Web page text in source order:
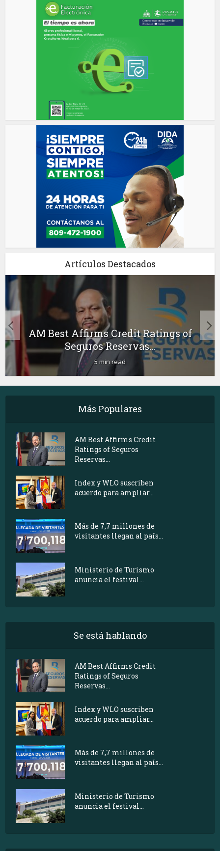
Artículos Destacados
AM Best Affirms Credit Ratings of
Seguros Reservas...
5 min read
Más Populares
AM Best Affirms Credit
Ratings of Seguros
Reservas...
Index y WLO suscriben
acuerdo para ampliar...
Más de 7,7 millones de
visitantes llegan al país...
Ministerio de Turismo
anuncia el festival...
Se está hablando
AM Best Affirms Credit
Ratings of Seguros
Reservas...
Index y WLO suscriben
acuerdo para ampliar...
Más de 7,7 millones de
visitantes llegan al país...
Ministerio de Turismo
anuncia el festival...